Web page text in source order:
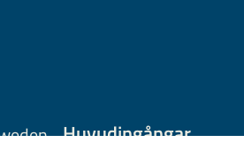
Huvudingångar